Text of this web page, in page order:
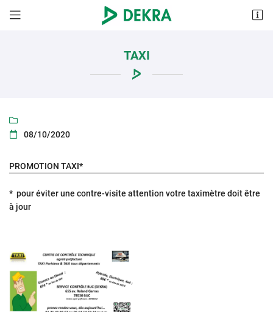
655 avenue Roland Garros
TAXI


08/10/2020
PROMOTION TAXI*
* pour éviter une contre-visite attention votre taximètre doit être
à jour